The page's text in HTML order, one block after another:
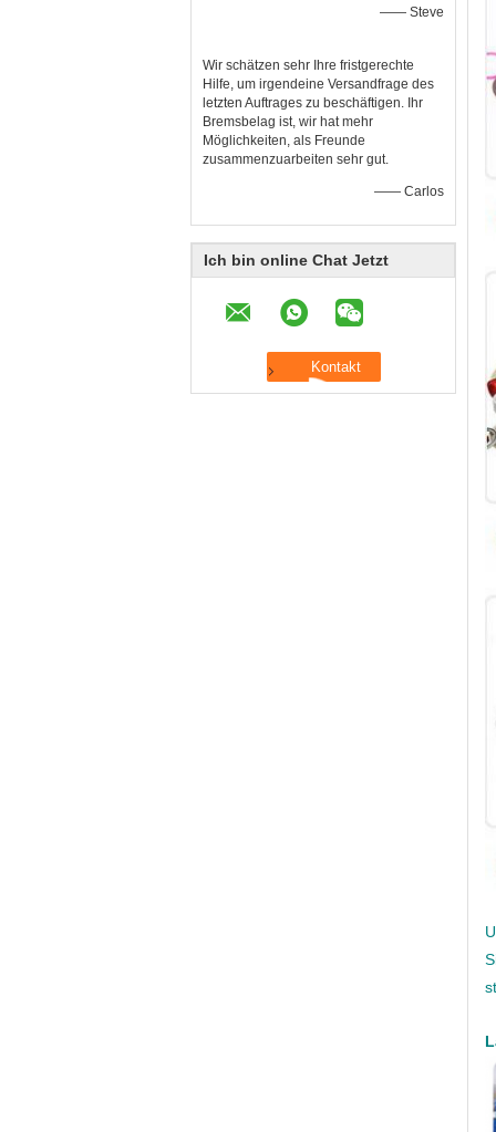
—— Steve
Wir schätzen sehr Ihre fristgerechte
Hilfe, um irgendeine Versandfrage des
letzten Auftrages zu beschäftigen. Ihr
Bremsbelag ist, wir hat mehr
Möglichkeiten, als Freunde
zusammenzuarbeiten sehr gut.
—— Carlos
Ich bin online Chat Jetzt